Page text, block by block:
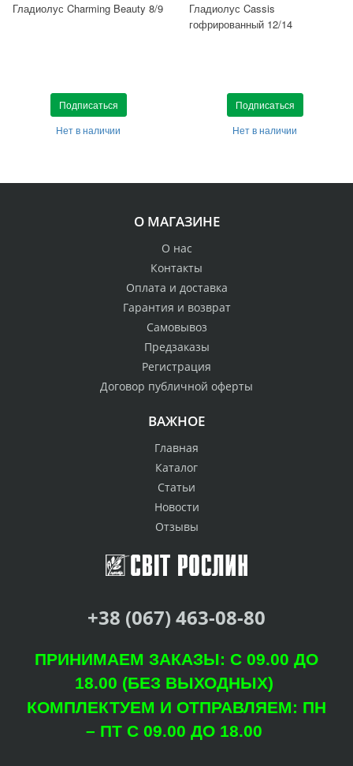
Гладиолус Charming Beauty 8/9
Подписаться
Нет в наличии
Гладиолус Cassis
гофрированный 12/14
Подписаться
Нет в наличии
О МАГАЗИНЕ
О нас
Контакты
Оплата и доставка
Гарантия и возврат
Самовывоз
Предзаказы
Регистрация
Договор публичной оферты
ВАЖНОЕ
Главная
Каталог
Статьи
Новости
Отзывы
+38 (067) 463-08-80
ПРИНИМАЕМ ЗАКАЗЫ: С 09.00 ДО
18.00 (БЕЗ ВЫХОДНЫХ)
КОМПЛЕКТУЕМ И ОТПРАВЛЯЕМ: ПН
– ПТ С 09.00 ДО 18.00